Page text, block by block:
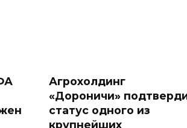
Агрохолдинг
«Дороничи»
статус одного из
крупнейших